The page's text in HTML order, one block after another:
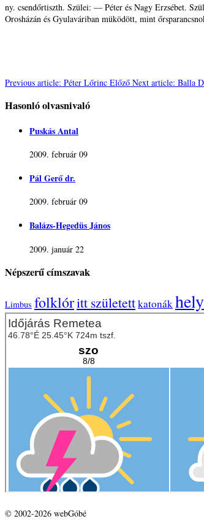
ny. csendőrtiszth. Szülei: — Péter és Nagy Erzsébet.
Orosházán és Gyulaváriban müködött, mint
Previous article: Péter Lőrinc Előző Next article: Balla
Hasonló olvasnivaló
Puskás Antal
2009. február 09
Pál Gerő dr.
2009. február 09
Balázs-Hegedüs János
2009. január 22
Népszerű címszavak
Limbus folklóritt születettkatonák
© 2002-2026 webGóbé